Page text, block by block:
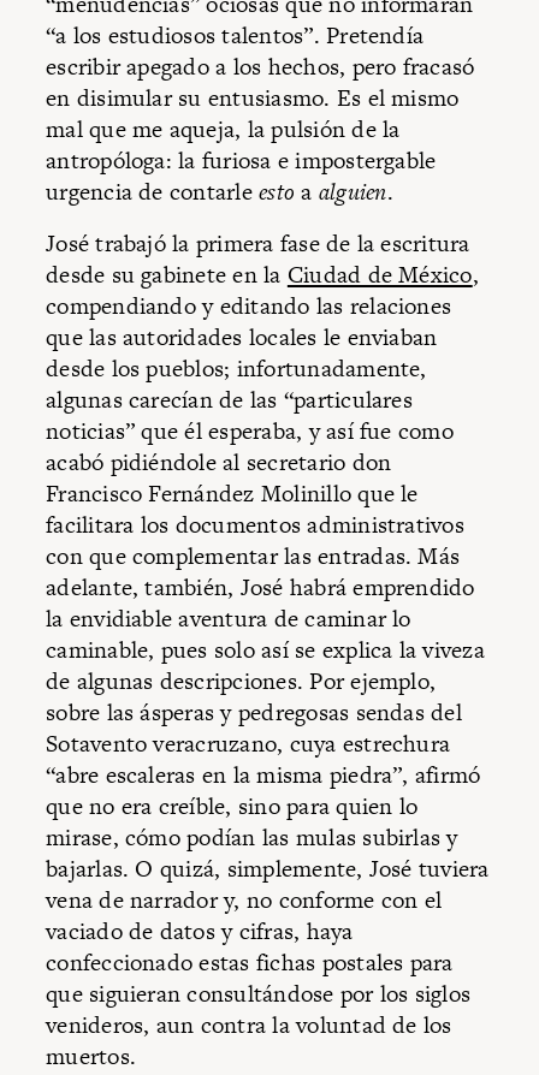
“a los estudiosos talentos”. Pretendía
escribir apegado a los hechos, pero fracasó
en disimular su entusiasmo. Es el mismo
mal que me aqueja, la pulsión de la
antropóloga: la furiosa e impostergable
urgencia de contarleesto a alguien.
José trabajó la primera fase de la escritura
desde su gabinete en la Ciudad de México,
compendiando y editando las relaciones
que las autoridades locales le enviaban
desde los pueblos; infortunadamente,
algunas carecían de las “particulares
noticias” que él esperaba, y así fue como
acabó pidiéndole al secretario don
Francisco Fernández Molinillo que le
facilitara los documentos administrativos
con que complementar las entradas. Más
adelante, también, José habrá emprendido
la envidiable aventura de caminar lo
caminable, pues solo así se explica la viveza
de algunas descripciones. Por ejemplo,
sobre las ásperas y pedregosas sendas del
Sotavento veracruzano, cuya estrechura
“abre escaleras en la misma piedra”, afirmó
que no era creíble, sino para quien lo
mirase, cómo podían las mulas subirlas y
bajarlas. O quizá, simplemente, José tuviera
vena de narrador y, no conforme con el
vaciado de datos y cifras, haya
confeccionado estas fichas postales para
que siguieran consultándose por los siglos
venideros, aun contra la voluntad de los
muertos.